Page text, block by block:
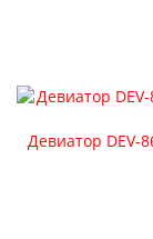
Девиатор DEV-